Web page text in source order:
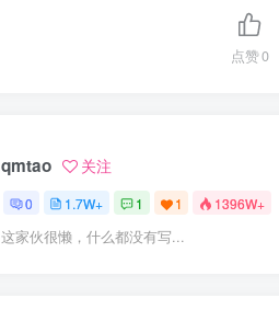
点赞0
qmtao 关注
0 1.7W+ 1 1 1396W+
这家伙很懒，什么都没有写...